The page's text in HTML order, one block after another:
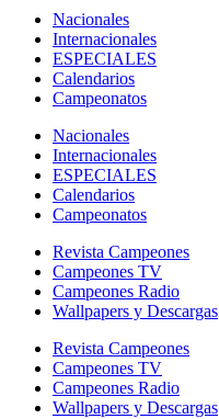
Nacionales
Internacionales
ESPECIALES
Calendarios
Campeonatos
Nacionales
Internacionales
ESPECIALES
Calendarios
Campeonatos
Revista Campeones
Campeones TV
Campeones Radio
Wallpapers y Descargas
Revista Campeones
Campeones TV
Campeones Radio
Wallpapers y Descargas